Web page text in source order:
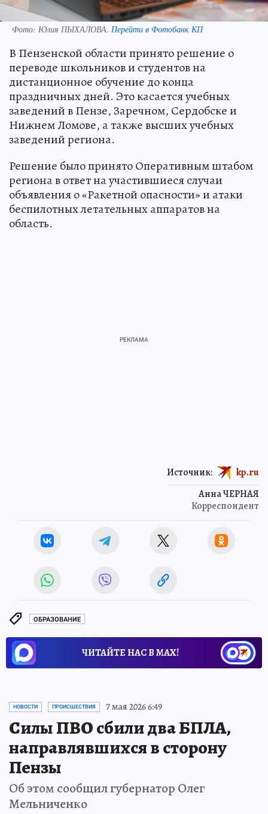
Фото: Юлия ПЫХАЛОВА. Перейти в Фотобанк КП
В Пензенской области принято решение о
переводе школьников и студентов на
дистанционное обучение до конца
праздничных дней. Это касается учебных
заведений в Пензе, Заречном, Сердобске и
Нижнем Ломове, а также высших учебных
заведений региона.
Решение было принято Оперативным штабом
региона в ответ на участившиеся случаи
объявления о «Ракетной опасности» и атаки
беспилотных летательных аппаратов на
область.
Анна ЧЕРНАЯ
Корреспондент
Источник: kp.ru
ОБРАЗОВАНИЕ
ЧИТАЙТЕ НАС В МАХ!
НОВОСТИ ПРОИСШЕСТВИЯ 7 мая 2026 6:49
Силы ПВО сбили два БПЛА,
направлявшихся в сторону
Пензы
Об этом сообщил губернатор Олег
Мельниченко